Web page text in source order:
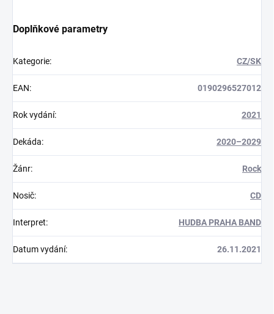
Doplňkové parametry
Kategorie: CZ/SK
EAN: 0190296527012
Rok vydání: 2021
Dekáda: 2020–2029
Žánr: Rock
Nosič: CD
Interpret: HUDBA PRAHA BAND
Datum vydání: 26.11.2021